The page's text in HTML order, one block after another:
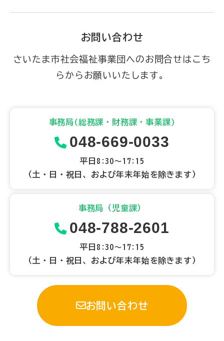
お問い合わせ
さいたま市社会福祉事業団へのお問合せはこち
らからお願いいたします。
事務局(総務課・財務課・事業課)
048-669-0033
平日8:30～17:15
（土・日・祝日、および年末年始を除きます）
事務局（児童課）
048-788-2601
平日8:30～17:15
（土・日・祝日、および年末年始を除きます）
お問い合わせ